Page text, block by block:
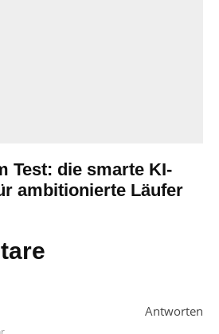
Test: die smarte KI-
ambitionierte Läufer
Antworten